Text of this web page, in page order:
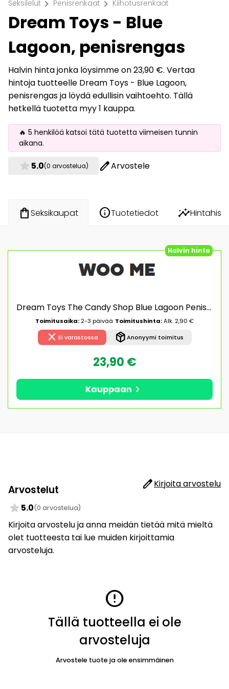
Seksilelut chevron_right Penisrenkaat chevron_right Kiihotusrenkaat
Dream Toys - Blue
Lagoon, penisrengas
Halvin hinta jonka löysimme on 23,90 €. Vertaa
hintoja tuotteelle Dream Toys - Blue Lagoon,
penisrengas ja löydä edullisin vaihtoehto. Tällä
hetkellä tuotetta myy 1 kauppa.
🔥 5 henkilöä katsoi tätä tuotetta viimeisen tunnin
aikana.
star 5.0(0 arvostelua) editArvostele
shopping_bagSeksikaupat infoTuotetiedot insights
Halvin hinta
Dream Toys The Candy Shop Blue Lagoon Penisrengas vibraattorilla
Toimitusaika: 2-3 päivää Toimitushinta:Alk. 2,90 €
close Ei varastossa package_2Anonyymi toimitus
23,90 €
Kauppaan chevron_right
Arvostelut editKirjoita arvostelu
star 5.0(0 arvostelua)
Kirjoita arvostelu ja anna meidän tietää mitä mieltä
olet tuotteesta tai lue muiden kirjoittamia
arvosteluja.
error
Tällä tuotteella ei ole
arvosteluja
Arvostele tuote ja ole ensimmäinen